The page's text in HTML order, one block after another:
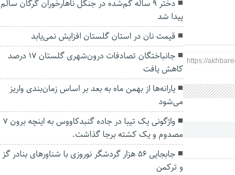
https://
دختر ۹ ساله گم‌شده در جنگل ناهارخوران گرگان سالم
پیدا شد
قیمت نان در استان گلستان افزایش نمی‌یابد
جانباختگان تصادفات درون‌شهری گلستان ۱۷ درصد
کاهش یافت
یارانه‌ها از بهمن ماه به بعد بر اساس زمان‌بندی واریز
می‌شود
واژگونی یک تیبا در جاده گنبدکاووس به اینچه برون ۷
مصدوم و یک کشته برجا گذاشت.
جابجایی ۵۶ هزار گردشگر نوروزی با شناور‌های بنادر گز
و ترکمن